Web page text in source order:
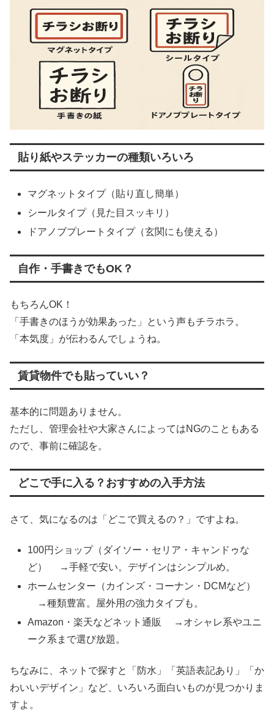
貼り紙やステッカーの種類いろいろ
マグネットタイプ（貼り直し簡単）
シールタイプ（見た目スッキリ）
ドアノブプレートタイプ（玄関にも使える）
自作・手書きでもOK？
もちろんOK！
「手書きのほうが効果あった」という声もチラホラ。
「本気度」が伝わるんでしょうね。
賃貸物件でも貼っていい？
基本的に問題ありません。
ただし、管理会社や大家さんによってはNGのこともある
ので、事前に確認を。
どこで手に入る？おすすめの入手方法
さて、気になるのは「どこで買えるの？」ですよね。
100円ショップ（ダイソー・セリア・キャンドゥな
ど） →手軽で安い。デザインはシンプルめ。
ホームセンター（カインズ・コーナン・DCMなど）
→種類豊富。屋外用の強力タイプも。
Amazon・楽天などネット通販 →オシャレ系やユニ
ーク系まで選び放題。
ちなみに、ネットで探すと「防水」「英語表記あり」「か
わいいデザイン」など、いろいろ面白いものが見つかりま
すよ。